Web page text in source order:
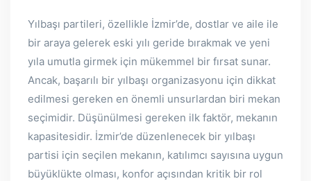
Yılbaşı partileri, özellikle İzmir’de, dostlar ve aile ile
bir araya gelerek eski yılı geride bırakmak ve yeni
yıla umutla girmek için mükemmel bir fırsat sunar.
Ancak, başarılı bir yılbaşı organizasyonu için dikkat
edilmesi gereken en önemli unsurlardan biri mekan
seçimidir. Düşünülmesi gereken ilk faktör, mekanın
kapasitesidir. İzmir’de düzenlenecek bir yılbaşı
partisi için seçilen mekanın, katılımcı sayısına uygun
büyüklükte olması, konfor açısından kritik bir rol